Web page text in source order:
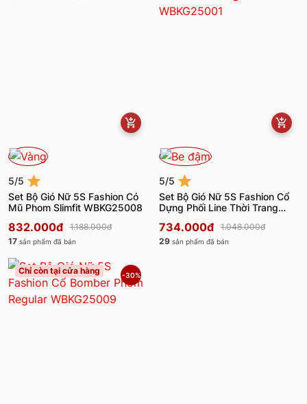
5/5
Set Bộ Gió Nữ 5S Fashion Có
Mũ Phom Slimfit WBKG25008
832.000đ
1.188.000đ
17 sản phẩm đã bán
5/5
Set Bộ Gió Nữ 5S Fashion Cổ
Dựng Phối Line Thời Trang
734.000đ
1.048.000đ
29 sản phẩm đã bán
Chỉ còn tại cửa hàng -30%